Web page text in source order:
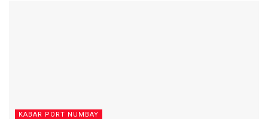
KABAR PORT NUMBAY